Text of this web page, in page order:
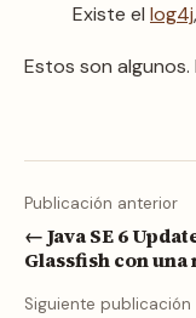
Existe el log4j,
Estos son
Publicación anterior
← Java SE 6
Glassfish con una
Siguiente publicación